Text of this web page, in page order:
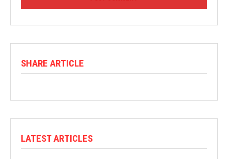
SHARE ARTICLE
LATEST ARTICLES